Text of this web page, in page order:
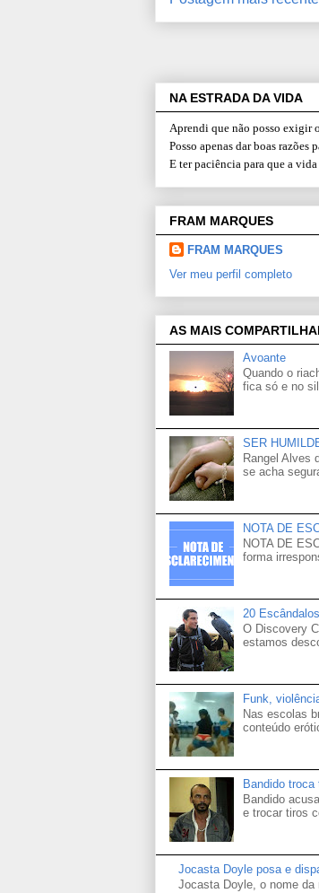
NA ESTRADA DA VIDA
Aprendi que não posso exigir
Posso apenas dar boas razões
E ter paciência para que a vida
FRAM MARQUES
FRAM MARQUES
Ver meu perfil completo
AS MAIS
Avoante
Quando o
fica só e no
SER
Rangel Alves
se acha
NOTA DE
NOTA DE
forma
20
O Discovery
estamos
Funk,
Nas escolas
conteúdo
Bandido
Bandido
e trocar tiros
Jocasta Doyle posa e
Jocasta Doyle, o nome da